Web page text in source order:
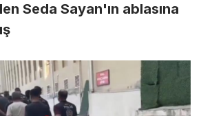
Seda Sayan'ın ablasına